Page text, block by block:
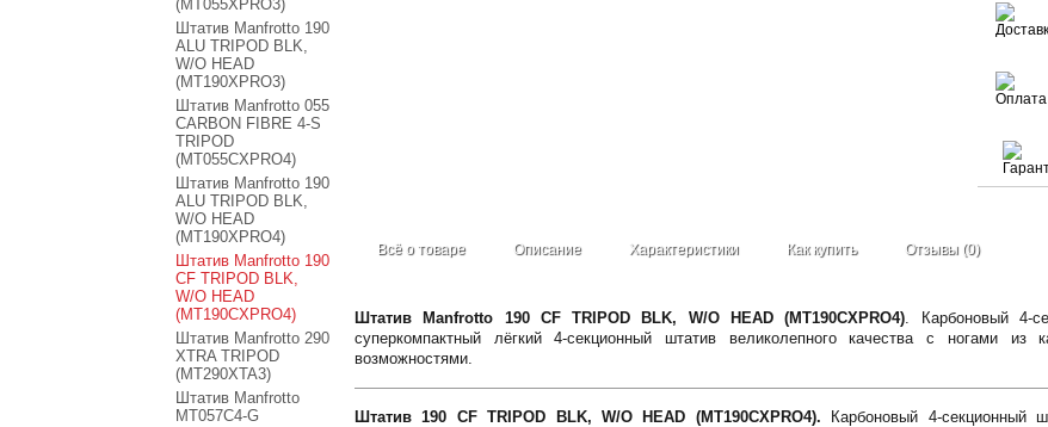
Всё о товаре Описание Характеристики Как купить Отзывы (0)
Штатив Manfrotto 190 CF TRIPOD BLK, W/O HEAD (MT190CXPRO4). Карбоновый 4-
суперкомпактный лёгкий 4-секционный штатив великолепного качества с ногами
возможностями.
Штатив 190 CF TRIPOD BLK, W/O HEAD (MT190CXPRO4). Карбоновый 4-секционный
(MT055XPRO3)
Штатив Manfrotto 190
ALU TRIPOD BLK,
W/O HEAD
(MT190XPRO3)
Штатив Manfrotto 055
CARBON FIBRE 4-S
TRIPOD
(MT055CXPRO4)
Штатив Manfrotto 190
ALU TRIPOD BLK,
W/O HEAD
(MT190XPRO4)
Штатив Manfrotto 190
CF TRIPOD BLK,
W/O HEAD
(MT190CXPRO4)
Штатив Manfrotto 290
XTRA TRIPOD
(MT290XTA3)
Штатив Manfrotto
MT057C4-G